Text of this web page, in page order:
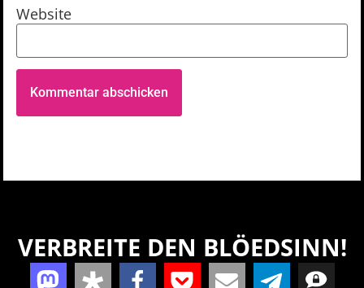
Website
VERBREITE DEN BLÖEDSINN!